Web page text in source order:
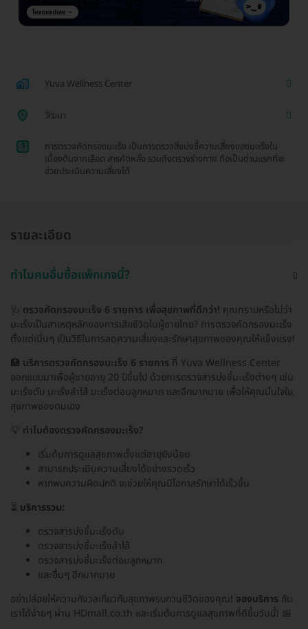
Yuva Wellness Center
วัฒนา
1
การตรวจคัดกรองมะเร็ง เป็นการตรวจสิ่งบ่งชี้ความเสี่ยงของมะเร็งใน
เบื้องต้นจากเลือด สารคัดหลั่ง รวมถึงตรวจร่างกาย ถือเป็นด่านแรกที่จะ
ช่วยประเมินความเสี่ยงได้
รายละเอียด
ทำไมคนอื่นซื้อแพ็กเกจนี้?
🩺 ตรวจคัดกรองมะเร็ง 6 รายการ เพื่อสุขภาพที่ดีกว่า! คุณทราบหรือไม่ว่า
มะเร็งเป็นสาเหตุหลักของการเสียชีวิตในผู้ชายไทย? การตรวจคัดกรองมะเร็ง
ตั้งแต่เนิ่นๆ เป็นวิธีในการลดความเสี่ยงและรักษาสุขภาพของคุณให้แข็งแรง!
🏥 บริการตรวจคัดกรองมะเร็ง 6 รายการ ที่ Yuva Wellness Center
ออกแบบมาเพื่อผู้ชายอายุ 20 ปีขึ้นไป ด้วยการตรวจสารบ่งชี้มะเร็งต่างๆ เช่น
มะเร็งตับ มะเร็งลำไส้ มะเร็งต่อมลูกหมาก และอีกมากมาย เพื่อให้คุณมั่นใจใน
สุขภาพของตนเอง
💡 ทำไมต้องตรวจคัดกรองมะเร็ง?
เริ่มต้นการดูแลสุขภาพตั้งแต่อายุยังน้อย
สามารถประเมินความเสี่ยงได้อย่างรวดเร็ว
หากพบความผิดปกติ จะช่วยให้คุณมีโอกาสรักษาได้เร็วขึ้น
⏳ บริการรวม:
ตรวจสารบ่งชี้มะเร็งตับ
ตรวจสารบ่งชี้มะเร็งลำไส้
ตรวจสารบ่งชี้มะเร็งต่อมลูกหมาก
และอื่นๆ อีกมากมาย
อย่าปล่อยให้ความกังวลเกี่ยวกับสุขภาพรบกวนชีวิตของคุณ! จองบริการ กับ
เราได้ง่ายๆ ผ่าน HDmall.co.th และเริ่มต้นการดูแลสุขภาพที่ดีขึ้นวันนี้! 📅